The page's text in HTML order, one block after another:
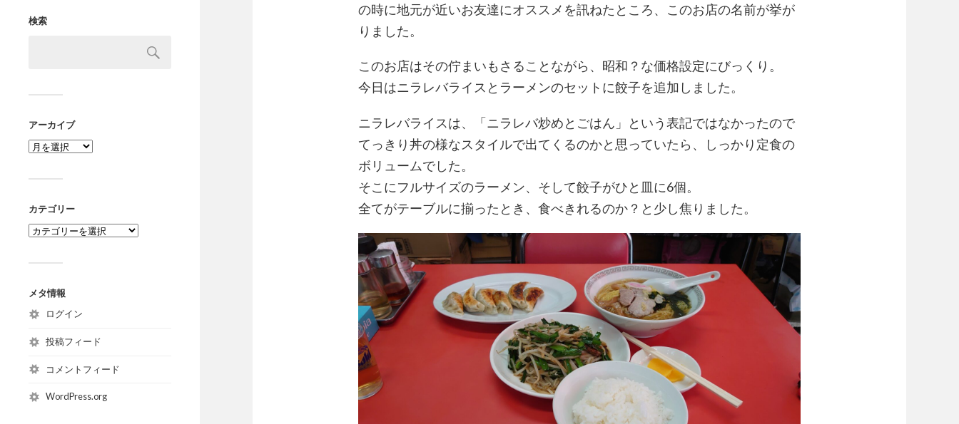
検索
アーカイブ
カテゴリー
メタ情報
ログイン
投稿フィード
コメントフィード
WordPress.org
の時に地元が近いお友達にオススメを訊ねたところ、このお店の名前が挙が
りました。
このお店はその佇まいもさることながら、昭和？な価格設定にびっくり。
今日はニラレバライスとラーメンのセットに餃子を追加しました。
ニラレバライスは、「ニラレバ炒めとごはん」という表記ではなかったので
てっきり丼の様なスタイルで出てくるのかと思っていたら、しっかり定食の
ボリュームでした。
そこにフルサイズのラーメン、そして餃子がひと皿に6個。
全てがテーブルに揃ったとき、食べきれるのか？と少し焦りました。